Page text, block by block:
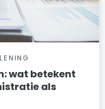
wat betekent
als